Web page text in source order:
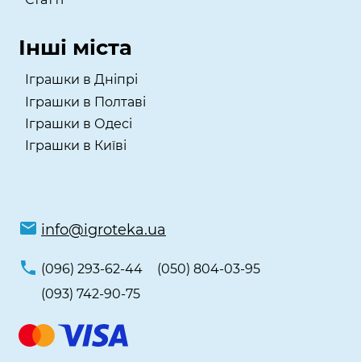
Інші міста
Іграшки в Дніпрі
Іграшки в Полтаві
Іграшки в Одесі
Іграшки в Київі
info@igroteka.ua
(096) 293-62-44
(050) 804-03-95
(093) 742-90-75